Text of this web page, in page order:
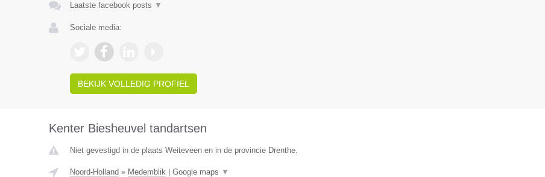
Laatste facebook posts ▼
Sociale media:
BEKIJK VOLLEDIG PROFIEL
Kenter Biesheuvel tandartsen
Niet gevestigd in de plaats Weiteveen en in de provincie Drenthe.
Noord-Holland » Medemblik| Google maps ▼